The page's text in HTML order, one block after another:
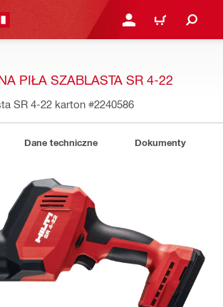
ZALOGUJ SIĘ LUB
KOSZYK
PIŁA SZABLASTA SR 4-22
SR 4-22 karton #2240586
Dane techniczne Dokumenty